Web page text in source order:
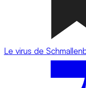
Le virus de